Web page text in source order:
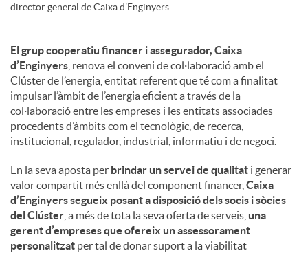
director general de Caixa d’Enginyers
El grup cooperatiu financer i assegurador, Caixa
d’Enginyers , renova el conveni de col·laboració amb el
Clúster de l’energia, entitat referent que té com a finalitat
impulsar l’àmbit de l’energia eficient a través de la
col·laboració entre les empreses i les entitats associades
procedents d’àmbits com el tecnològic, de recerca,
institucional, regulador, industrial, informatiu i de negoci.
En la seva aposta per brindar un servei de qualitat i generar
valor compartit més enllà del component financer, Caixa
d’Enginyers segueix posant a disposició dels socis i sòcies
del Clúster , a més de tota la seva oferta de serveis, una
gerent d’empreses que ofereix un assessorament
personalitzat per tal de donar suport a la viabilitat